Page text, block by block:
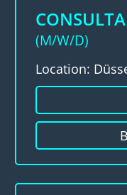
(M/W/D)
Location: